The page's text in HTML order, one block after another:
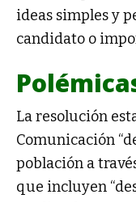
ideas simples y
candidato o
La resolución
Comunicación
población a
que incluyen